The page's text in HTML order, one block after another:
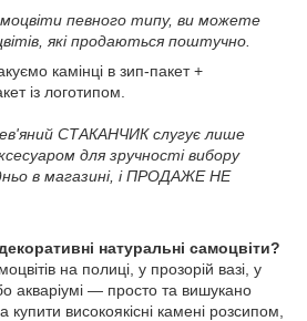
певного типу, ви можете
які продаються поштучно.
камінці в зип-пакет +
із логотипом.
СТАКАНЧИК слугує лише
для зручності вибору
в магазині, і ПРОДАЖЕ НЕ
натуральні самоцвіти?
на полиці, у прозорій вазі, у
акваріумі — просто та вишукано
високоякісні камені розсипом,